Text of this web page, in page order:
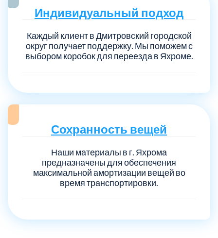
Индивидуальный подход
Каждый клиент в Дмитровский городской
округ получает поддержку. Мы поможем с
выбором коробок для переезда в Яхроме.
Сохранность вещей
Наши материалы в г. Яхрома
предназначены для обеспечения
максимальной амортизации вещей во
время транспортировки.
Выберите город:
Волоколамский